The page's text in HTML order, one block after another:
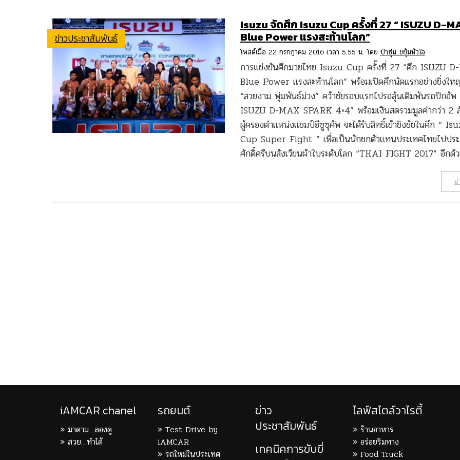
ข่าวประชาสัมพันธ์
Isuzu จัดศึก Isuzu Cup ครั้งที่ 27 “ ISUZU D-
Blue Power แรงสะท้านโลก”
โพสต์เมื่อ 22 กรกฎาคม 2016 เวลา 5:55 น. โดย ป๋าซุ่ม..ขยุ้มหัวใจ
การแข่งขันศึกมวยไทย Isuzu Cup ครั้งที่ 27 “ศึก ISUZU
Blue Power แรงสะท้านโลก” พร้อมเปิดศึกนัดแรกอย่างยิ่งใ
“สวยงาม พุ่มพันธ์ม่วง” คว้าชัยรอบแรกไปรอลุ้นเดิมพันรถปิกอัพ
ISUZU D-MAX SPARK 4×4” พร้อมเงินสดรวมมูลค่ากว่า 2
ผู้ครองตำแหน่งแชมป์อีซูซุคัพ จะได้รับสิทธิ์เข้าชิงชัยในศึก “
Cup Super Fight ” เพื่อเป็นนักชกตัวแทนประเทศไทยไปปร
ศักดิ์ศรีบนสังเวียนผ้าใบระดับโลก “THAI FIGHT 2017” อีกด้
อ่
iAMCAR chanel
มาดาม…ลองดู
สวย…ทำได้
รถยนต์
Test Drive by
iAMCAR
รถใหม่ในประเทศ
ข่าว
ประชาสัมพันธ์
เทคนิคการขับขี่
ไลฟ์สไตล์วาไรตี้
ร้านอาหาร
อร่อยริมทาง
Food Truck